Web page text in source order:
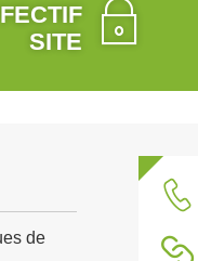
SITE
de